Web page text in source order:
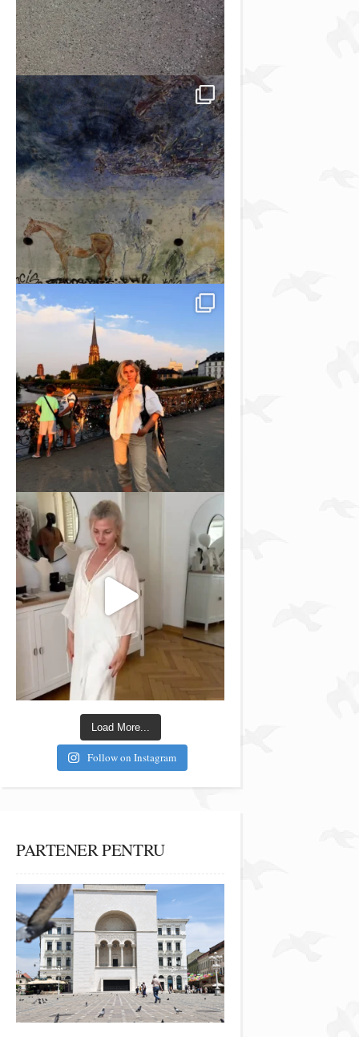
Load More...
Follow on Instagram
PARTENER PENTRU